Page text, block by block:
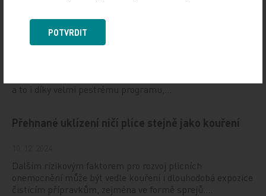
i řadou výzev
12. 12. 2024
a to i díky velmi pestrému programu,…
Přehnané uklízení ničí plíce stejně jako kouření
Dalším rizikovým faktorem pro rozvoj plicních
onemocnění může být vedle kouření i dlouhodobá expozice
čisticím přípravkům, zejména ve formě sprejů.…
POTVRDIT